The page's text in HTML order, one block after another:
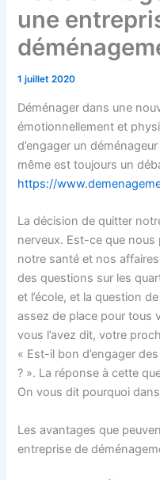
une
1 juillet 2020
Déménager dans une
émotionnellement et
d’engager un
même est toujours un
https://
La décision de quitter
nerveux. Est-ce que
notre santé et nos
des questions sur les
et l’école, et la question
assez de place pour tous
vous l’avez dit, votre
« Est-il bon d’engager
? ». La réponse à cette
On vous dit pourquoi
Les avantages que
entreprise de